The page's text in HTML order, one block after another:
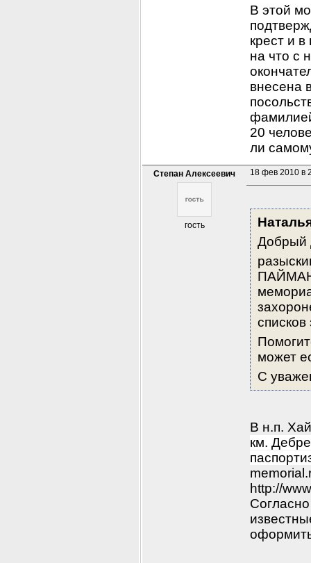
В этой
крест и
на что с
внесена
20
ли
Степан Алексеевич
гость
18 фев 2010 в
Добрый
может
С
В н.п.
км.
http://